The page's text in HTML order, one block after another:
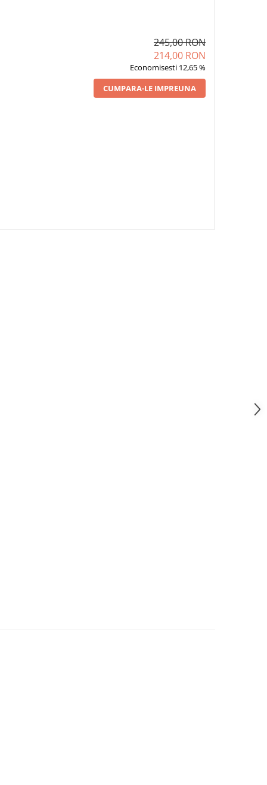
245,00 RON
214,00 RON
Economisesti 12,65 %
CUMPARA-LE IMPREUNA